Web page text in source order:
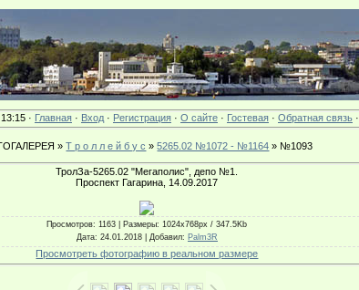
· Главная· Вход· Регистрация· О сайте· Гостевая· Обратная связь·
»Т р о л л е й б у с »5265.02 №1072 - №1164 » №1093
ТролЗа-5265.02 "Мегаполис", депо №1.
Проспект Гагарина, 14.09.2017
Просмотров: 1163 | Размеры: 1024x768px / 347.5Kb
Дата: 24.01.2018 | Добавил: Palm3R
Просмотреть фотографию в реальном размере